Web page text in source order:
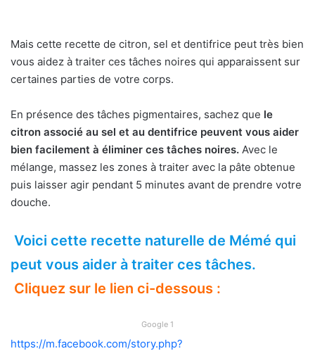
Mais cette recette de citron, sel et dentifrice peut très bien
vous aidez à traiter ces tâches noires qui apparaissent sur
certaines parties de votre corps.
En présence des tâches pigmentaires, sachez que le
citron associé au sel et au dentifrice peuvent vous aider
bien facilement à éliminer ces tâches noires. Avec le
mélange, massez les zones à traiter avec la pâte obtenue
puis laisser agir pendant 5 minutes avant de prendre votre
douche.
Voici cette recette naturelle de Mémé qui
peut vous aider à traiter ces tâches.
Cliquez sur le lien ci-dessous :
Google 1
https://m.facebook.com/story.php?